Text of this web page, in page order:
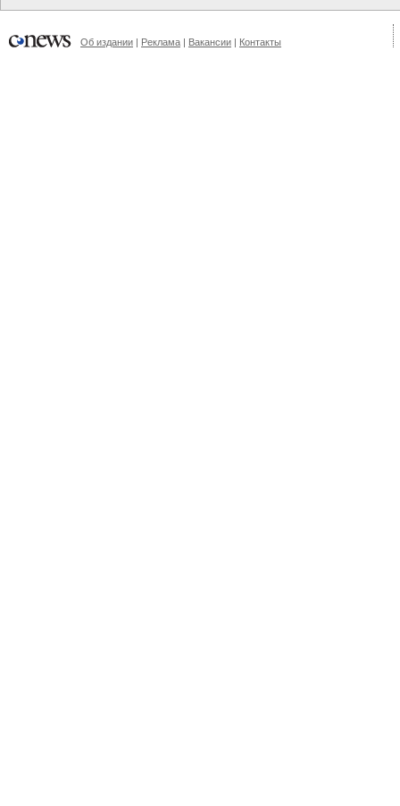
Об издании | Реклама | Вакансии | Контакты